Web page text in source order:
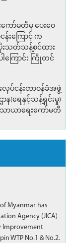
ော်မတီမှ ပေးဝေ
းကြောင့် က
ပိုးသတ်သန့်စင်ထား
ကြောင်း ကြိုတင်
လုပ်ငန်းတာဝန်ခံအဖွဲ့
န(ရေနှင့်သန့်ရှင်းမှု)
ာယာရေးကော်မတီ
Myanmar has
Agency (JICA)
Improvement
WTP No.1 & No.2.